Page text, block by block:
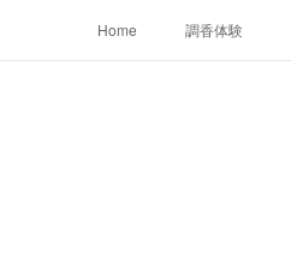
Home 調香体験